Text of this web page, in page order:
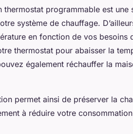
thermostat programmable est
système de chauffage.
en fonction de vos
thermostat pour abaisser la
également réchauffer la
permet ainsi de préserver la
à réduire votre consommation